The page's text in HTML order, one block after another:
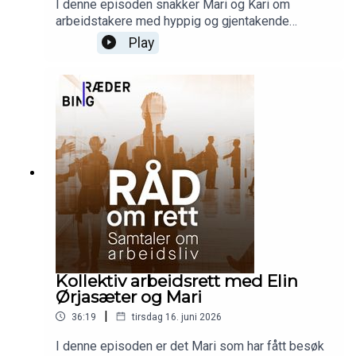
I denne episoden snakker Mari og Kari om
arbeidstakere med hyppig og gjentakende
sykefravær. Altså arbeidstaker med høy
fraværsprosent, men som aldri er borte så lenge
kom en god utredning som er utarbeidet på
oppdrag fra Digitaliserings- og
forvaltningsdepartementet og statens
partsammensatte IA-gruppe. Denne definerer hva
som anses som «hyppig gjentakende»
sykefravær, og gir råd om hvordan dette skal
håndteres. Mari og Kari går gjennom og
kommenterer ut fra sin erfaring med slike saker.
Play
Kollektiv arbeidsrett med Elin
Ørjasæter og Mari
36:19 | tirsdag 16. juni 2026
I denne episoden er det Mari som har fått besøk